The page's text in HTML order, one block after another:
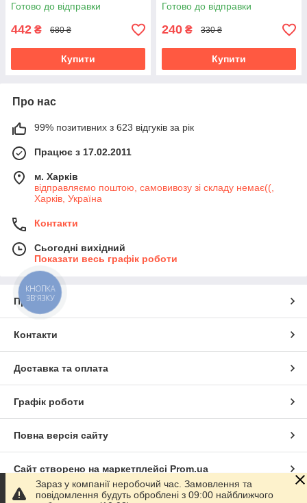
Готово до відправки
442 ₴ 680 ₴
Купити
Готово до відправки
240 ₴ 330 ₴
Купити
Про нас
99% позитивних з 623 відгуків за рік
Працює з 17.02.2011
м. Харків
відправляємо поштою, самовивозу зі складу немає((,
Харків, Україна
Контакти
Сьогодні вихідний
Показати весь графік роботи
Про нас
Контакти
Доставка та оплата
Графік роботи
Повна версія сайту
Сайт створено на маркетплейсі Prom.ua
Зараз у компанії неробочий час. Замовлення та
повідомлення будуть оброблені з 09:00 найближчого
КНОПКА
ЗВ'ЯЗКУ